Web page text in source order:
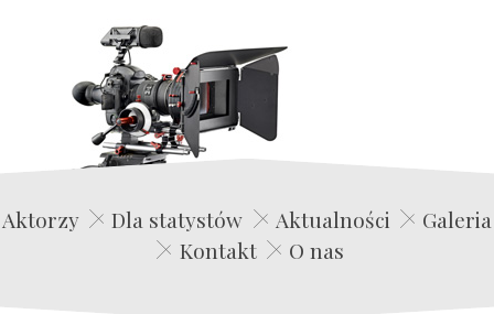
Edwin Film Agencja Aktorska
Aktorzy Dla statystów Aktualności
Galeria
Kontakt
O nas